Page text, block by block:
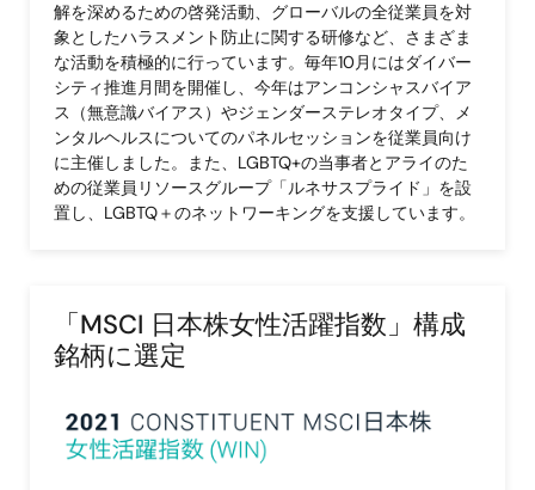
解を深めるための啓発活動、グローバルの全従業員を対
象としたハラスメント防止に関する研修など、さまざま
な活動を積極的に行っています。毎年10月にはダイバー
シティ推進月間を開催し、今年はアンコンシャスバイア
ス（無意識バイアス）やジェンダーステレオタイプ、メ
ンタルヘルスについてのパネルセッションを従業員向け
に主催しました。また、LGBTQ+の当事者とアライのた
めの従業員リソースグループ「ルネサスプライド」を設
置し、LGBTQ＋のネットワーキングを支援しています。
「MSCI 日本株女性活躍指数」構成
銘柄に選定
像